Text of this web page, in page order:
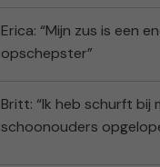
Erica: “Mijn zus is een
opschepster”
Britt: “Ik heb schurft bij
schoonouders